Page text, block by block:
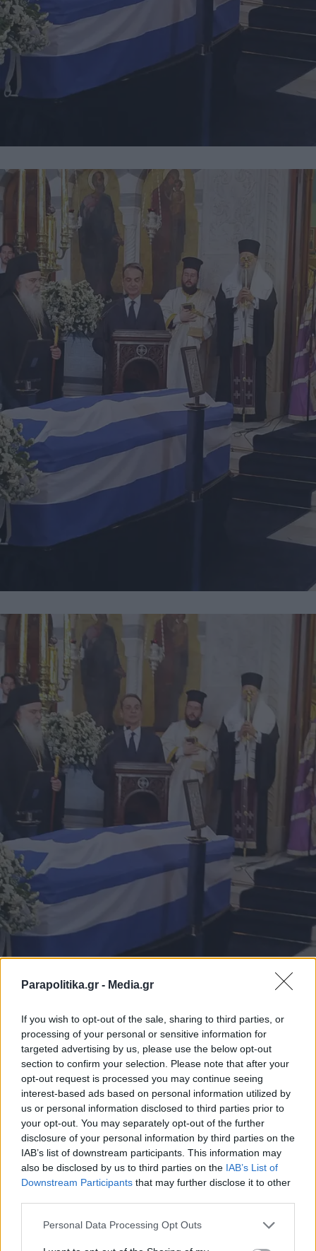
Parapolitika.gr - Media.gr
If you wish to opt-out of the sale, sharing to third parties, or
processing of your personal or sensitive information for
targeted advertising by us, please use the below opt-out
section to confirm your selection. Please note that after your
opt-out request is processed you may continue seeing
interest-based ads based on personal information utilized by
us or personal information disclosed to third parties prior to
your opt-out. You may separately opt-out of the further
disclosure of your personal information by third parties on the
IAB’s list of downstream participants. This information may
also be disclosed by us to third parties on the IAB’s List of
Downstream Participants that may further disclose it to other
Personal Data Processing Opt Outs
«Εσύ ήσουν ο κατάλληλος γι' αυτό το έργο,
εσένα ήθελαν όλοι απ' όλες τις πτέρυγες της
Βουλής», σημείωσε, από την πλευρά του, ο
πρόεδρος της Βουλής, Νικήτας Κακλαμάνης, και
εξήρε την προσωπικότητα του Ν. Ταγαρά, ο
οποίος πέραν της κοινοβουλευτικής του
Εγγραφή στο newsletter